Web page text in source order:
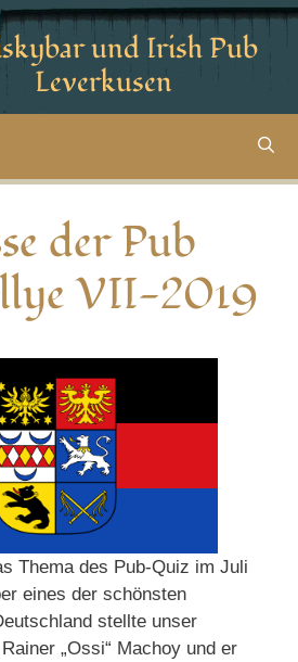
und Irish Pub
Leverkusen
der Pub
VII-2019
Thema des Pub-Quiz im Juli
eines der schönsten
stellte unser
„Ossi“ Machoy und er